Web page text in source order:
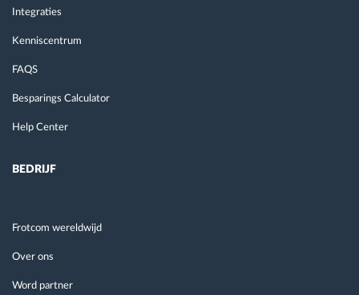
Integraties
Kenniscentrum
FAQS
Besparings Calculator
Help Center
BEDRIJF
Frotcom wereldwijd
Over ons
Word partner